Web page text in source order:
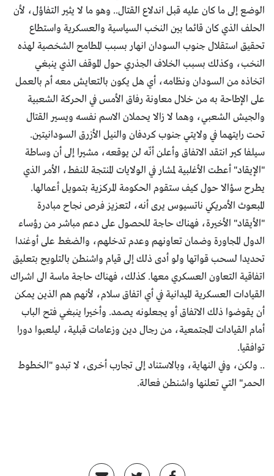
الوضع إلى ما كان عليه قبل اندلاع القتال.. وهو ما لا يثير التفاؤل، لأن
الحلف الذي كان قائما بين النخب السياسية والعسكرية واستطاع
تحقيق استقلال جنوب السودان انهار بسبب المطامح الشخصية لهذه
النخب، وكذلك بسبب الخلاف الجذري حول الموقف الذي ينبغي
اتخاذه من السودان ونظامه، أي هل يكون بالتعايش معه أم بالعمل
على الإطاحة به من خلال معاونة رفاق الأمس في الحركة الشعبية
والجيش الشعبي، وهما لا زالا يحملان الاسم نفسه ويسير القتال
تحت رايتهما في ولايتي جنوب كردفان والنيل الأزرق السودانيتين.
سيلفا كير انتقد الاتفاق وأعلن أنّه لن يوقعه، مشيرا إلى أن وساطة
"الإيقاد" أعطت الأغلبية لمشار في الولايات المنتجة للنفط، الأمر الذي
يطرح سؤالا حول كيف ستقوم الحكومة المركزية بتمويل أعمالها.
المبعوث الأمريكي ناتسيوس يرى أنه، لتعزيز فرص نجاح مبادرة
"الأيقاد" الأخيرة، فهناك حاجة للحصول على دعم مباشر من رؤساء
الدول المجاورة وضمان تعاونهم وعدم تدخلهم، والضغط على أوغندا
تحديدا لسحب قواتها ولو أدى ذلك إلى قيام واشنطن بالتلويح بتعليق
اتفاقية التعاون العسكري معها. كذلك، فهناك حاجة ماسة الى اشراك
القيادات العسكرية الميدانية في أي اتفاق سلام، لأنهم هم الذين يمكن
أن يقوضوا ذلك الاتفاق أو يجعلونه يصمد. وأخيرا ينبغي فتح الباب
أمام القيادات المجتمعية، من رجال دين وزعامات قبلية، ليلعبوا دورا
توافقيا.
.. ولكن، وفي النهاية، وبالاستناد إلى تجارب أخرى، لا تبدو "الخطوط
الحمر" التي تعلنها واشنطن فعالة.